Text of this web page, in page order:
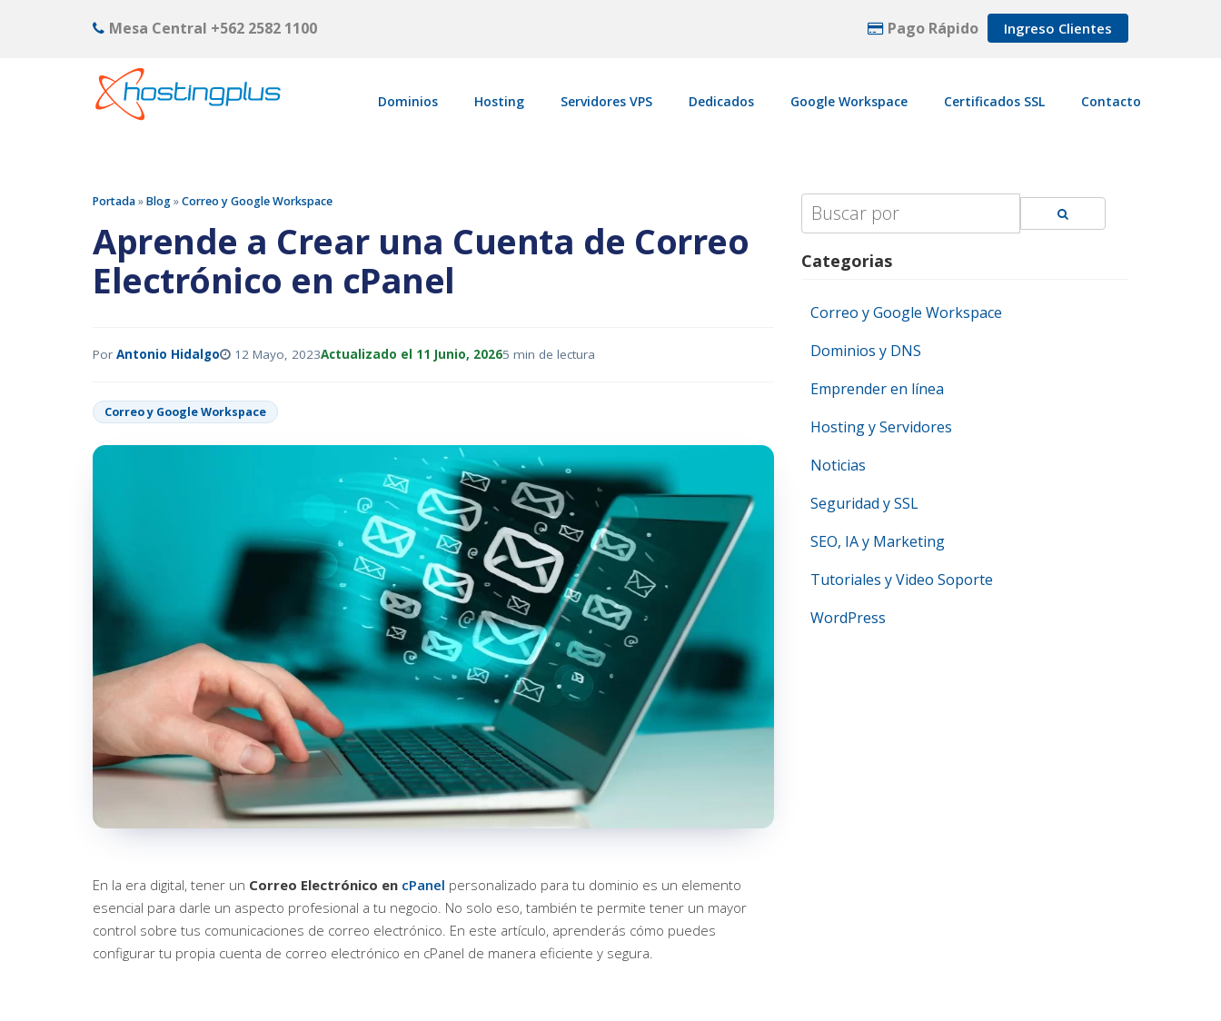
Mesa Central +562 2582 1100 Pago Rápido Ingreso Clientes
Dominios Hosting Servidores VPS Dedicados Google Workspace Certificados SSL Contacto
Portada»Blog»Correo y Google Workspace
Aprende a Crear una Cuenta de Correo
Electrónico en cPanel
Por Antonio Hidalgo 12 Mayo, 2023Actualizado el 11 Junio, 20265 min de lectura
Correo y Google Workspace
En la era digital, tener un Correo Electrónico en cPanel personalizado para tu dominio es un elemento
esencial para darle un aspecto profesional a tu negocio. No solo eso, también te permite tener un mayor
control sobre tus comunicaciones de correo electrónico. En este artículo, aprenderás cómo puedes
configurar tu propia cuenta de correo electrónico en cPanel de manera eficiente y segura.
Search
for:
Categorias
Correo y Google Workspace
Dominios y DNS
Emprender en línea
Hosting y Servidores
Noticias
Seguridad y SSL
SEO, IA y Marketing
Tutoriales y Video Soporte
WordPress